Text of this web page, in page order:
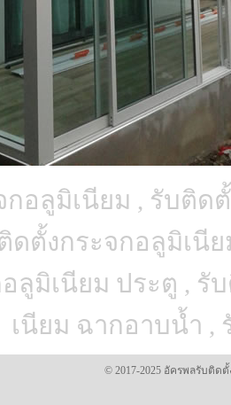
อลูมิเนียม , รับติด
ดตั้งกระจกอลูมิเนี
ลูมิเนียม ประตู , รั
เนียม ฉากอาบน้ำ ,
© 2017-2025 อัครพลรับติดตั้